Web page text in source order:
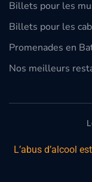
Billets pour les
Billets pour les
Promenades en
Nos meilleurs
L’abus d’alcool